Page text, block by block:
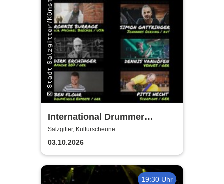
International Drummer
Meeting Konzert |
Kulturscheune
Salzgitter, Kulturscheune
03.10.2026
19:30 Uhr